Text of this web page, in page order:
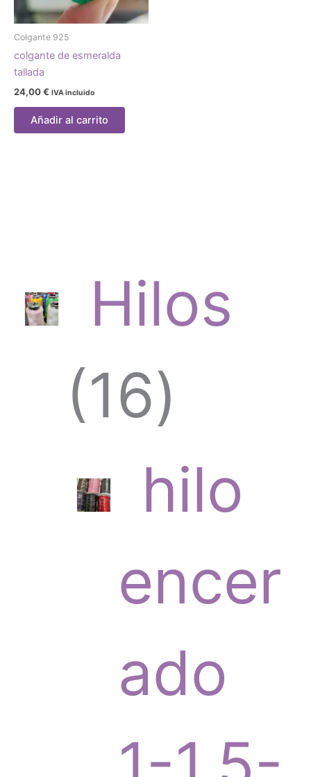
Hilos
161
6
p
r
o
hilo
encer
ado
Colgante 925
colgante de esmeralda
tallada
24,00€ IVA incluido
Añadir al carrito